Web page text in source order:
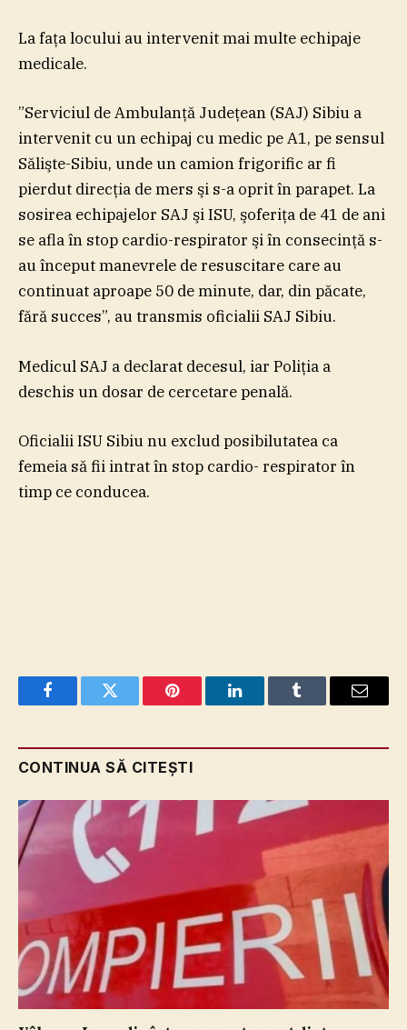
La faţa locului au intervenit mai multe echipaje
medicale.
”Serviciul de Ambulanţă Judeţean (SAJ) Sibiu a
intervenit cu un echipaj cu medic pe A1, pe sensul
Sălişte-Sibiu, unde un camion frigorific ar fi
pierdut direcţia de mers şi s-a oprit în parapet. La
sosirea echipajelor SAJ şi ISU, şoferiţa de 41 de ani
se afla în stop cardio-respirator şi în consecinţă s-
au început manevrele de resuscitare care au
continuat aproape 50 de minute, dar, din păcate,
fără succes”, au transmis oficialii SAJ Sibiu.
Medicul SAJ a declarat decesul, iar Poliţia a
deschis un dosar de cercetare penală.
Oficialii ISU Sibiu nu exclud posibilutatea ca
femeia să fii intrat în stop cardio- respirator în
timp ce conducea.
FacebookTwitter Pinterest LinkedInTumblr Email
CONTINUA SĂ CITEȘTI